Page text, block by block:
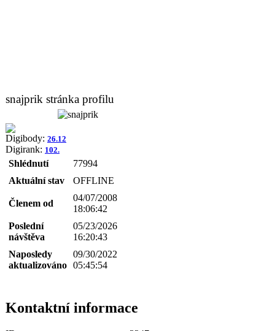
snajprik stránka profilu
Digibody: 26.12
Digirank: 102.
Shlédnutí
77994
Aktuální stav
OFFLINE
Členem od
04/07/2008
18:06:42
Poslední
návštěva
05/23/2026
16:20:43
Naposledy
aktualizováno
09/30/2022
05:45:54
Kontaktní informace